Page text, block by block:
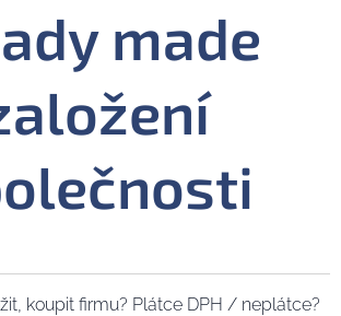
made
koupit firmu? Plátce DPH / neplátce?